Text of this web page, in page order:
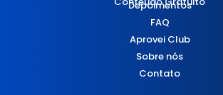
Depoimentos
FAQ
Aprovei Club
Sobre nós
Contato